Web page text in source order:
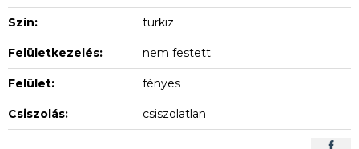
Szín: türkiz
Felületkezelés: nem festett
Felület: fényes
Csiszolás: csiszolatlan